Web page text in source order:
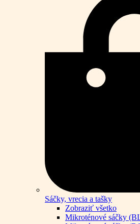
Sáčky, vrecia a tašky
Zobraziť všetko
Mikroténové sáčky